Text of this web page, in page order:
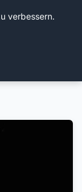
verbessern.